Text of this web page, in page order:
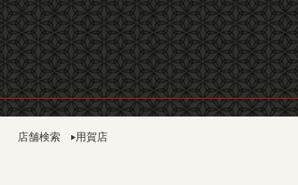
店舗検索 用賀店